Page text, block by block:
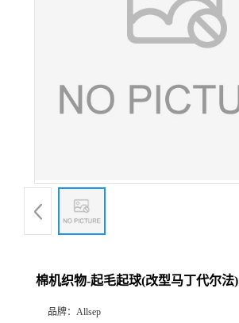
棉机织物-起毛起球(改型马丁代尔法)
品牌： Allsep